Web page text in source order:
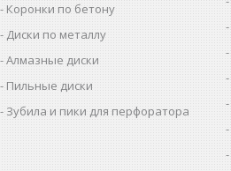
Коронки по бетону
Диски по металлу
Алмазные диски
Пильные диски
Зубила и пики для перфоратора